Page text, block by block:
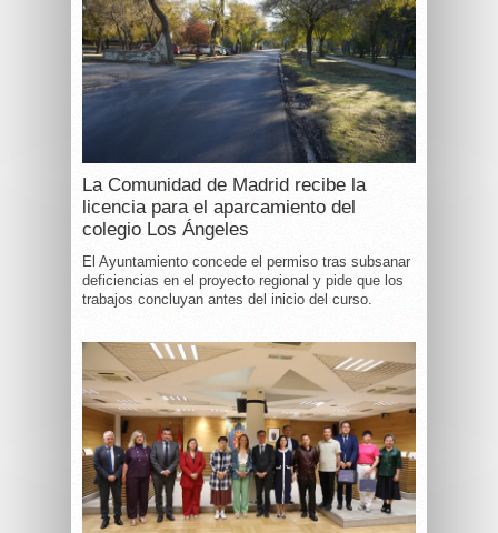
La Comunidad de Madrid recibe la
licencia para el aparcamiento del
colegio Los Ángeles
El Ayuntamiento concede el permiso tras subsanar
deficiencias en el proyecto regional y pide que los
trabajos concluyan antes del inicio del curso.